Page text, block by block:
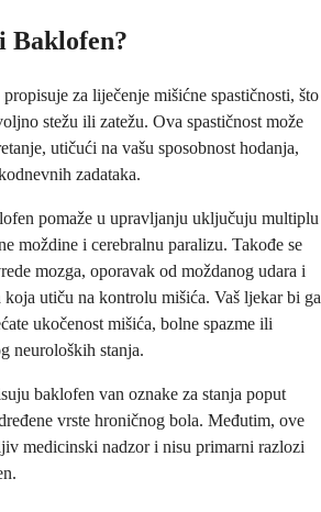
Baklofen?
za liječenje mišićne spastičnosti, što
stežu ili zatežu. Ova spastičnost može
utičući na vašu sposobnost hodanja,
zadataka.
pomaže u upravljanju uključuju multiplu
moždine i cerebralnu paralizu. Takođe se
mozga, oporavak od moždanog udara i
koja utiču na kontrolu mišića. Vaš ljekar bi ga
ukočenost mišića, bolne spazme ili
neuroloških stanja.
baklofen van oznake za stanja poput
vrste hroničnog bola. Međutim, ove
medicinski nadzor i nisu primarni razlozi